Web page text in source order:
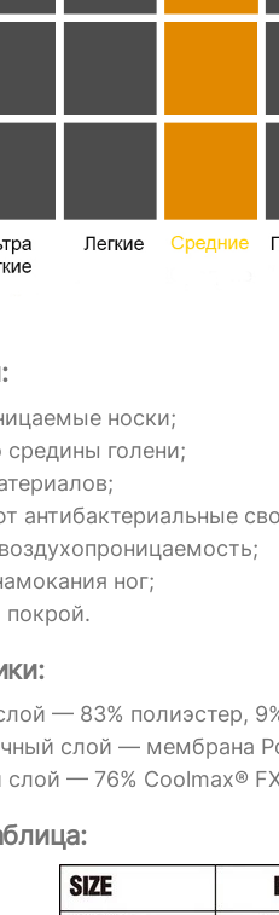
носки;
голени;
антибактериальные
ног;
— 83% полиэстер,
слой — мембрана
слой — 76% Coolmax®